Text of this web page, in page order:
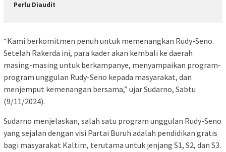
Perlu Diaudit
“Kami berkomitmen penuh untuk memenangkan Rudy-Seno.
Setelah Rakerda ini, para kader akan kembali ke daerah
masing-masing untuk berkampanye, menyampaikan program-
program unggulan Rudy-Seno kepada masyarakat, dan
menjemput kemenangan bersama,” ujar Sudarno, Sabtu
(9/11/2024).
Sudarno menjelaskan, salah satu program unggulan Rudy-Seno
yang sejalan dengan visi Partai Buruh adalah pendidikan gratis
bagi masyarakat Kaltim, terutama untuk jenjang S1, S2, dan S3.